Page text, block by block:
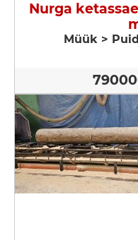
Nurga
Müük >